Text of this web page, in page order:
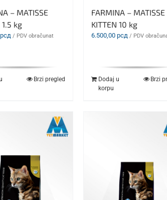
– MATISSE
1.5 kg
рсд / PDV obračunat
Brzi pregled
FARMINA – MATISSE
KITTEN 10 kg
6.500,00 рсд / PDV
Dodaj u
korpu
Brzi